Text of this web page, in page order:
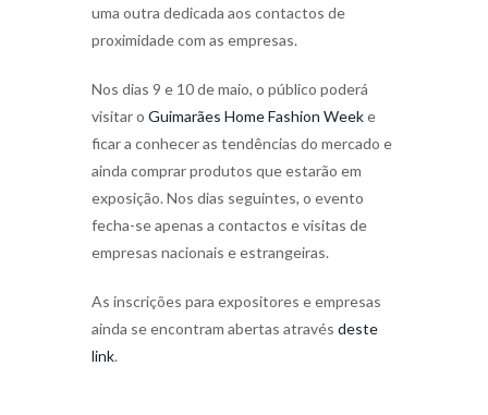
uma outra dedicada aos contactos de
proximidade com as empresas.
Nos dias 9 e 10 de maio, o público poderá
visitar o Guimarães Home Fashion Weeke
ficar a conhecer as tendências do mercado e
ainda comprar produtos que estarão em
exposição. Nos dias seguintes, o evento
fecha-se apenas a contactos e visitas de
empresas nacionais e estrangeiras.
As inscrições para expositores e empresas
ainda se encontram abertas através deste
link.